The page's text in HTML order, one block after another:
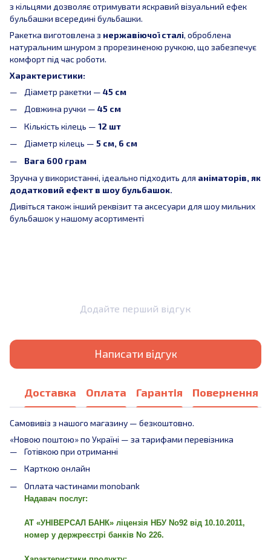
з кільцями дозволяє отримувати яскравий візуальний ефек
бульбашки всередині бульбашки.
Ракетка виготовлена з нержавіючої сталі, оброблена
натуральним шнуром з прорезиненою ручкою, що забезпечує
комфорт під час роботи.
Характеристики:
Діаметр ракетки — 45 см
Довжина ручки — 45 см
Кількість кілець — 12 шт
Діаметр кілець — 5 см, 6 см
Вага 600 грам
Зручна у використанні, ідеально підходить для аніматорів, як
додатковий ефект в шоу бульбашок.
Дивіться також інший реквізит та аксесуари для шоу мильних
бульбашок у нашому асортименті
Додайте перший відгук
Написати відгук
Доставка Оплата Гарантія Повернення
Самовивіз з нашого магазину — безкоштовно.
«Новою поштою» по Україні — за тарифами перевізника
Готівкою при отриманні
Карткою онлайн
Оплата частинами monobank
Надавач послуг:
АТ «УНІВЕРСАЛ БАНК» ліцензія НБУ No92 від 10.10.2011,
номер у держреєстрі банків No 226.